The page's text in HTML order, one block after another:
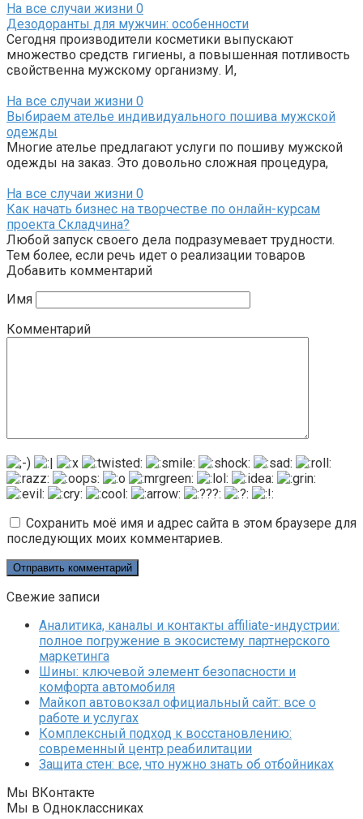
На все случаи жизни 0
Дезодоранты для мужчин: особенности
Сегодня производители косметики выпускают
множество средств гигиены, а повышенная потливость
свойственна мужскому организму. И,
На все случаи жизни 0
Выбираем ателье индивидуального пошива мужской
одежды
Многие ателье предлагают услуги по пошиву мужской
одежды на заказ. Это довольно сложная процедура,
На все случаи жизни 0
Как начать бизнес на творчестве по онлайн-курсам
проекта Складчина?
Любой запуск своего дела подразумевает трудности.
Тем более, если речь идет о реализации товаров
Добавить комментарий
Имя
Комментарий
Сохранить моё имя и адрес сайта в этом браузере для
последующих моих комментариев.
Свежие записи
Аналитика, каналы и контакты affiliate-индустрии:
полное погружение в экосистему партнерского
маркетинга
Шины: ключевой элемент безопасности и
комфорта автомобиля
Майкоп автовокзал официальный сайт: все о
работе и услугах
Комплексный подход к восстановлению:
современный центр реабилитации
Защита стен: все, что нужно знать об отбойниках
Мы ВКонтакте
Мы в Одноклассниках